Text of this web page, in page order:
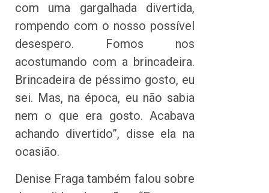
com uma gargalhada divertida,
rompendo com o nosso possível
desespero. Fomos nos
acostumando com a brincadeira.
Brincadeira de péssimo gosto, eu
sei. Mas, na época, eu não sabia
nem o que era gosto. Acabava
achando divertido”, disse ela na
ocasião.
Denise Fraga também falou sobre